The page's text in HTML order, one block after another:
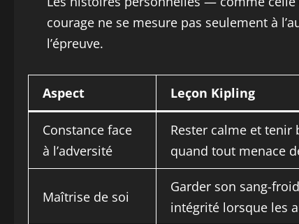
courage ne se mesure pas seulement à
l’épreuve.
Aspect Leçon Kipling
Constance face
à l’adversité
Rester calme et tenir
quand tout menace
Maîtrise de soi
Garder son sang-
intégrité lorsque les